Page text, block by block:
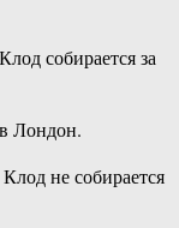
собирается за
Лондон.
не собирается